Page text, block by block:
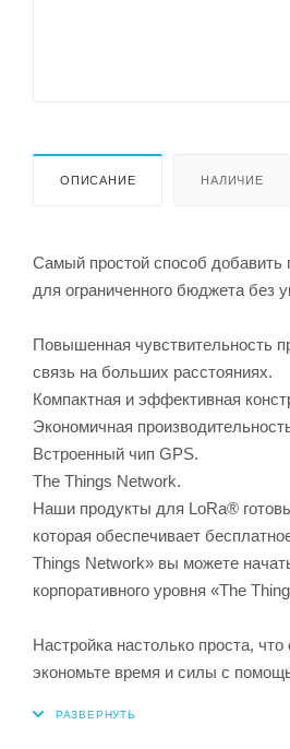
ОПИСАНИЕ НАЛИЧИЕ
Самый простой способ добавить
для ограниченного бюджета без
Повышенная чувствительность
связь на больших расстояниях.
Компактная и эффективная
Экономичная
Встроенный чип GPS.
The Things Network.
Наши продукты для LoRa®
которая обеспечивает
Things Network» вы можете
корпоративного уровня «The
Настройка настолько проста,
экономьте время и силы с